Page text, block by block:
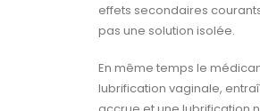
effets secondaires
pas une solution isolée.
En même temps le
lubrification vaginale,